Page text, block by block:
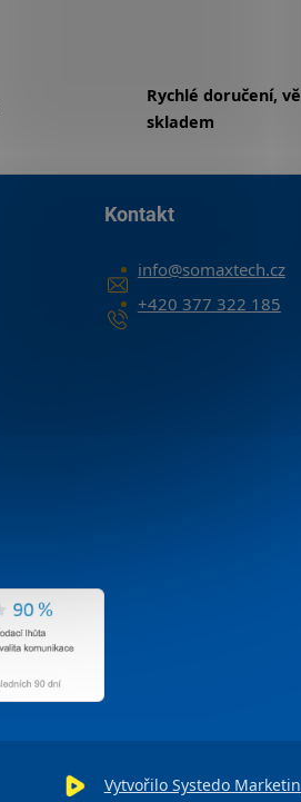
Rychlé doručení,
skladem
Kontakt
info@somaxtech.cz
+420 377 322 185
Vytvořilo Systedo